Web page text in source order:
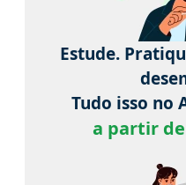
Estude.
Tudo isso no
a partir de